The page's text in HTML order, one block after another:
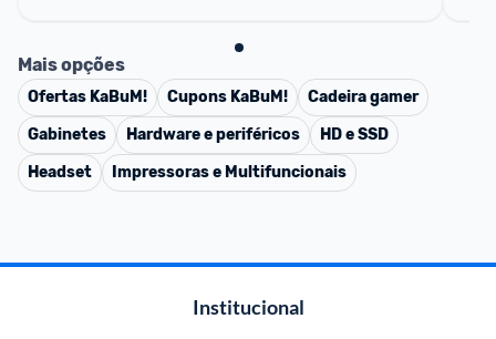
Mais opções
Ofertas KaBuM! Cupons KaBuM!
Cadeira gamer
Gabinetes
Hardware e periféricos
HD e SSD
Headset
Impressoras e Multifuncionais
Institucional